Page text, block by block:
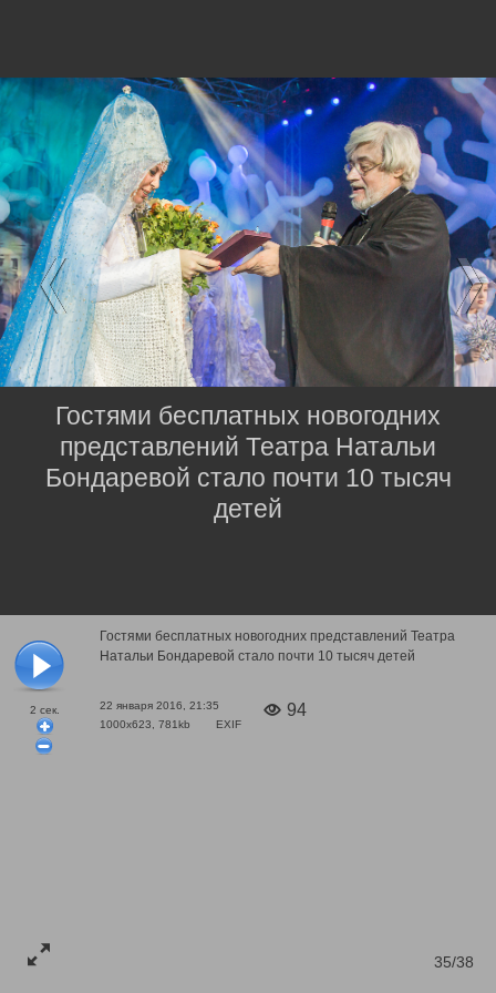
2 сек.
Гостями бесплатных новогодних представлений Театра
Натальи Бондаревой стало почти 10 тысяч детей
22 января 2016, 21:35
1000x623, 781kb
EXIF
94
35/38
Гостями бесплатных новогодних
представлений Театра Натальи
Бондаревой стало почти 10 тысяч
детей